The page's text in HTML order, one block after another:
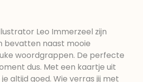
Leo Immerzeel zijn
bevatten naast mooie
woordgrappen. De perfecte
dus. Met een kaartje uit
altijd goed. Wie verras jij met